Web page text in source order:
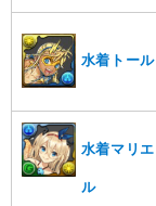
水着トール
水着マリエ
ル